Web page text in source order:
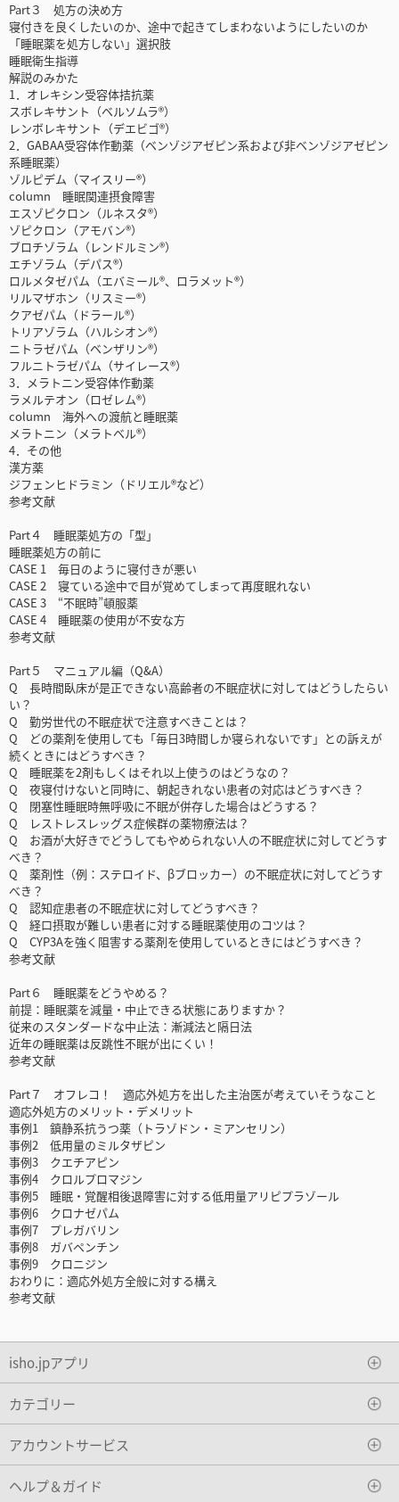
Part３ 処方の決め方
寝付きを良くしたいのか、途中で起きてしまわないようにしたいのか
「睡眠薬を処方しない」選択肢
睡眠衛生指導
解説のみかた
1．オレキシン受容体拮抗薬
スボレキサント（ベルソムラ®）
レンボレキサント（デエビゴ®）
2．GABAA受容体作動薬（ベンゾジアゼピン系および非ベンゾジアゼピン
系睡眠薬）
ゾルピデム（マイスリー®）
column 睡眠関連摂食障害
エスゾピクロン（ルネスタ®）
ゾピクロン（アモバン®）
ブロチゾラム（レンドルミン®）
エチゾラム（デパス®）
ロルメタゼパム（エバミール®、ロラメット®）
リルマザホン（リスミー®）
クアゼパム（ドラール®）
トリアゾラム（ハルシオン®）
ニトラゼパム（ベンザリン®）
フルニトラゼパム（サイレース®）
3．メラトニン受容体作動薬
ラメルテオン（ロゼレム®）
column 海外への渡航と睡眠薬
メラトニン（メラトベル®）
4．その他
漢方薬
ジフェンヒドラミン（ドリエル®など）
参考文献
Part４ 睡眠薬処方の「型」
睡眠薬処方の前に
CASE 1 毎日のように寝付きが悪い
CASE 2 寝ている途中で目が覚めてしまって再度眠れない
CASE 3 “不眠時”頓服薬
CASE 4 睡眠薬の使用が不安な方
参考文献
Part５ マニュアル編（Q&A）
Q 長時間臥床が是正できない高齢者の不眠症状に対してはどうしたらい
い？
Q 勤労世代の不眠症状で注意すべきことは？
Q どの薬剤を使用しても「毎日3時間しか寝られないです」との訴えが
続くときにはどうすべき？
Q 睡眠薬を2剤もしくはそれ以上使うのはどうなの？
Q 夜寝付けないと同時に、朝起きれない患者の対応はどうすべき？
Q 閉塞性睡眠時無呼吸に不眠が併存した場合はどうする？
Q レストレスレッグス症候群の薬物療法は？
Q お酒が大好きでどうしてもやめられない人の不眠症状に対してどうす
べき？
Q 薬剤性（例：ステロイド、βブロッカー）の不眠症状に対してどうす
べき？
Q 認知症患者の不眠症状に対してどうすべき？
Q 経口摂取が難しい患者に対する睡眠薬使用のコツは？
Q CYP3Aを強く阻害する薬剤を使用しているときにはどうすべき？
参考文献
Part６ 睡眠薬をどうやめる？
前提：睡眠薬を減量・中止できる状態にありますか？
従来のスタンダードな中止法：漸減法と隔日法
近年の睡眠薬は反跳性不眠が出にくい！
参考文献
Part７ オフレコ！ 適応外処方を出した主治医が考えていそうなこと
適応外処方のメリット・デメリット
事例1 鎮静系抗うつ薬（トラゾドン・ミアンセリン）
事例2 低用量のミルタザピン
事例3 クエチアピン
事例4 クロルプロマジン
事例5 睡眠・覚醒相後退障害に対する低用量アリピプラゾール
事例6 クロナゼパム
事例7 プレガバリン
事例8 ガバペンチン
事例9 クロニジン
おわりに：適応外処方全般に対する構え
参考文献
isho.jpアプリ
カテゴリー
アカウントサービス
ヘルプ＆ガイド